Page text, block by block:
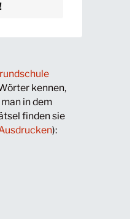
kennen,
in dem
finden sie
):